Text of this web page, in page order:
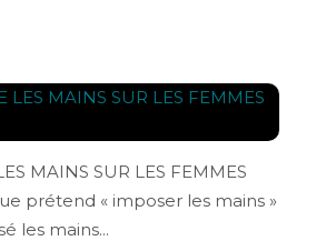
MAINS SUR LES FEMMES
prétend « imposer les mains »
les mains...